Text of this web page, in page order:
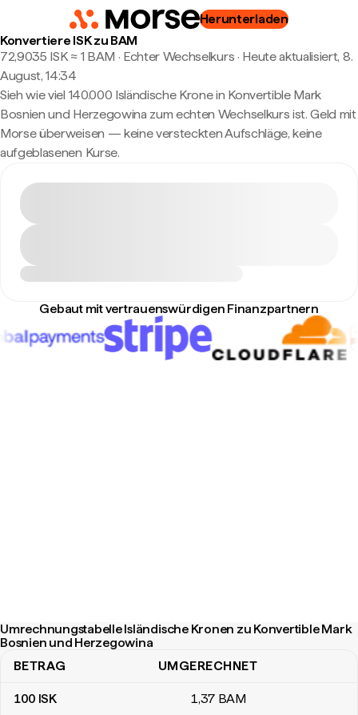
Herunterladen
Konvertiere ISK zu BAM
72,9035 ISK ≈ 1 BAM · Echter Wechselkurs · Heute aktualisiert, 8.
August, 14:34
Sieh wie viel 140.000 Isländische Krone in Konvertible Mark
Bosnien und Herzegowina zum echten Wechselkurs ist. Geld mit
Morse überweisen — keine versteckten Aufschläge, keine
aufgeblasenen Kurse.
Gebaut mit vertrauenswürdigen Finanzpartnern
Umrechnungstabelle Isländische Kronen zu Konvertible Mark
Bosnien und Herzegowina
Umrechnungstabelle Isländische Kronen zu Konvertible Mark
BETRAG UMGERECHNET
100 ISK 1,37 BAM